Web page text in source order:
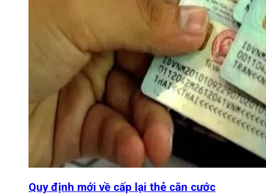
Quy định mới về cấp lại thẻ căn cước